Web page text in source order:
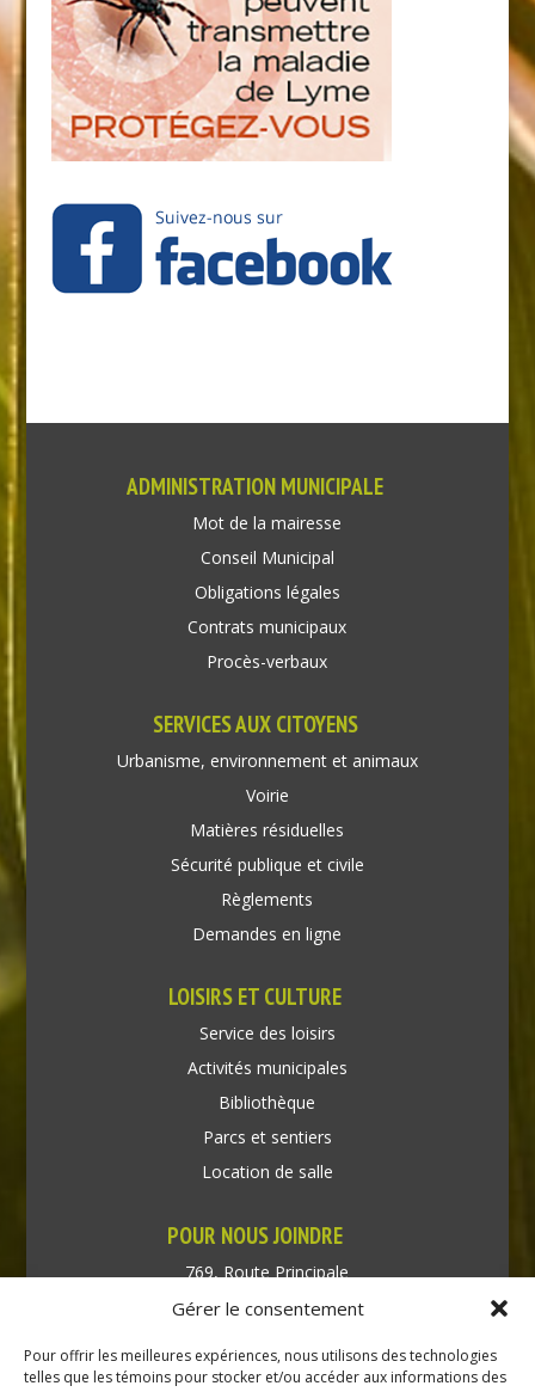
Gérer le consentement
Pour offrir les meilleures expériences, nous utilisons des technologies
telles que les témoins pour stocker et/ou accéder aux informations des
ADMINISTRATION MUNICIPALE
Mot de la mairesse
Conseil Municipal
Obligations légales
Contrats municipaux
Procès-verbaux
SERVICES AUX CITOYENS
Urbanisme, environnement et animaux
Voirie
Matières résiduelles
Sécurité publique et civile
Règlements
Demandes en ligne
LOISIRS ET CULTURE
Service des loisirs
Activités municipales
Bibliothèque
Parcs et sentiers
Location de salle
POUR NOUS JOINDRE
769, Route Principale
Très-Saint-Rédempteur
Téléphone : (450) 451-5203